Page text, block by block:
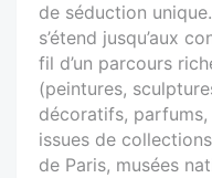
de séduction
s’étend jusqu’aux
fil d’un parcours
(peintures,
décoratifs,
issues de
de Paris, musées